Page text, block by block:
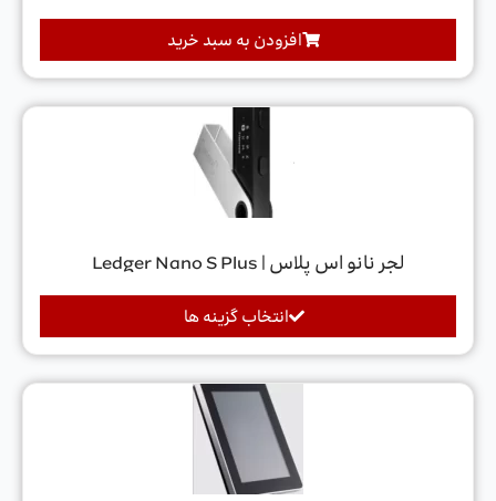
افزودن به سبد خرید
لجر نانو اس پلاس | Ledger Nano S Plus
انتخاب گزینه ها